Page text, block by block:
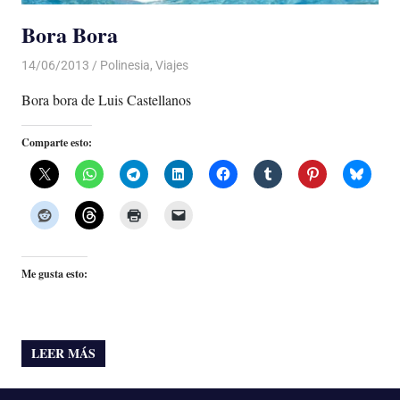
Bora Bora
14/06/2013 Luis Castellanos
Polinesia, Viajes
Bora bora de Luis Castellanos
Comparte esto:
Me gusta esto:
LEER MÁS